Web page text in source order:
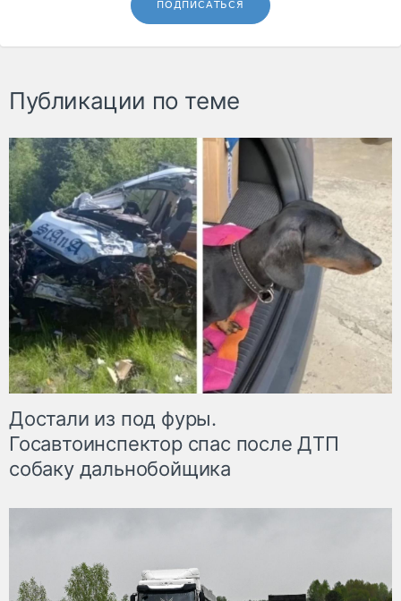
ПОДПИСАТЬСЯ
Публикации по теме
Достали из под фуры.
Госавтоинспектор спас после ДТП
собаку дальнобойщика